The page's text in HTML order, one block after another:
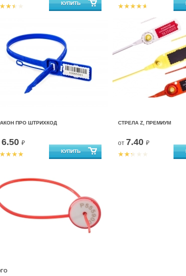
ПРО ШТРИХКОД
6.50 ₽
СТРЕЛА Z, ПРЕМИУМ
от 7.40 ₽